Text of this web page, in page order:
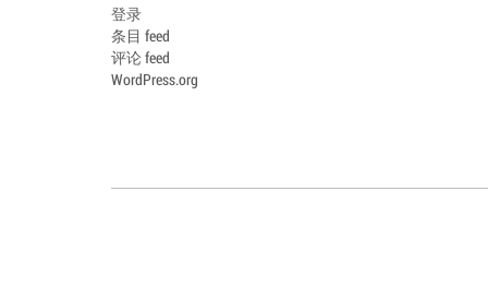
登录
条目 feed
评论 feed
WordPress.org